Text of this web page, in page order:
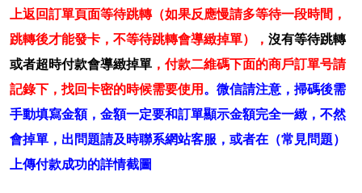
上返回訂單頁面等待跳轉（如果反應慢請多等待一段時間，
跳轉後才能發卡，不等待跳轉會導緻掉單）， 沒有等待跳轉
或者超時付款會導緻掉單 ，付款二維碼下面的商戶訂單号請
記錄下，找回卡密的時候需要使用。 微信請注意，掃碼後需
手動填寫金額，金額一定要和訂單顯示金額完全一緻，不然
會掉單，出問題請及時聯系網站客服，或者在（常見問題）
上傳付款成功的詳情截圖